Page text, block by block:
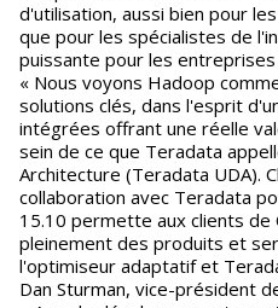
d'utilisation, aussi bien pour
que pour les spécialistes de
puissante pour les
« Nous voyons Hadoop
solutions clés, dans l'esprit
intégrées offrant une réelle
sein de ce que Teradata
Architecture (Teradata UDA).
collaboration avec Teradata
15.10 permette aux clients
pleinement des produits et
l'optimiseur adaptatif et
Dan Sturman, vice-président